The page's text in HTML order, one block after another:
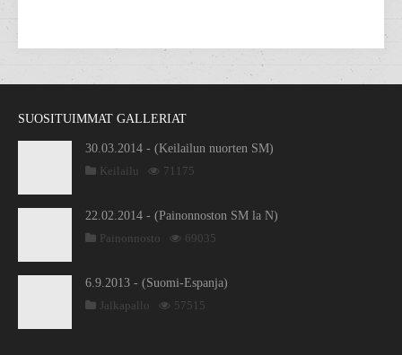
SUOSITUIMMAT GALLERIAT
30.03.2014 - (Keilailun nuorten SM)
Keilailu
71175
22.02.2014 - (Painonnoston SM la N)
Painonnosto
69035
6.9.2013 - (Suomi-Espanja)
Jalkapallo
57515